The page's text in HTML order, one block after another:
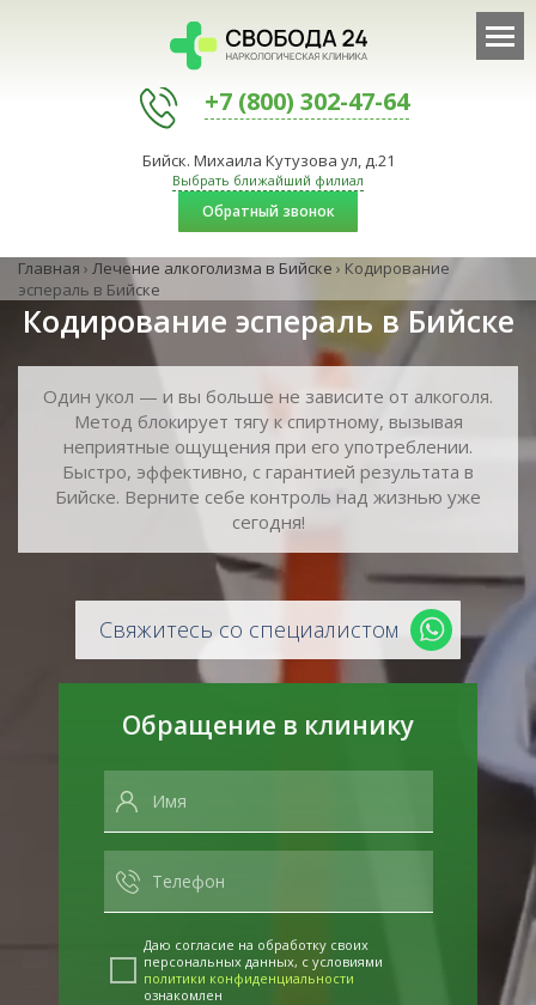
+7 (800) 302-47-64
Бийск. Михаила Кутузова ул, д.21
Выбрать ближайший филиал
Обратный звонок
Главная › Лечение алкоголизма в Бийске › Кодирование
эспераль в Бийске
Кодирование эспераль в Бийске
Один укол — и вы больше не зависите от алкоголя.
Метод блокирует тягу к спиртному, вызывая
неприятные ощущения при его употреблении.
Быстро, эффективно, с гарантией результата в
Бийске. Верните себе контроль над жизнью уже
сегодня!
Свяжитесь со специалистом
Обращение в клинику
Даю согласие на обработку своих
персональных данных, с условиями
политики конфиденциальности
ознакомлен